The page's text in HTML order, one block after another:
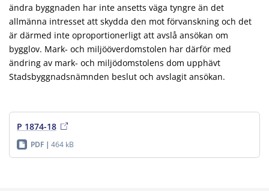
ändra byggnaden har inte ansetts väga tyngre än det
allmänna intresset att skydda den mot förvanskning och det
är därmed inte oproportionerligt att avslå ansökan om
bygglov. Mark- och miljööverdomstolen har därför med
ändring av mark- och miljödomstolens dom upphävt
Stadsbyggnadsnämnden beslut och avslagit ansökan.
P 1874-18
PDF 464 kB